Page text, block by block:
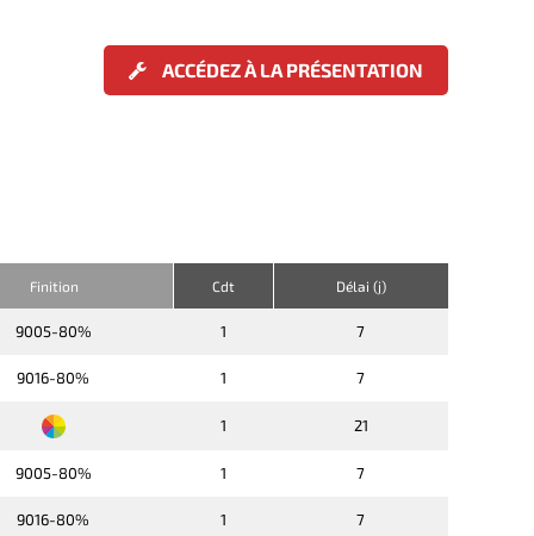
ACCÉDEZ À LA PRÉSENTATION
Finition Cdt Délai (j)
9005-80% 1 7
9016-80% 1 7
1 21
9005-80% 1 7
9016-80% 1 7